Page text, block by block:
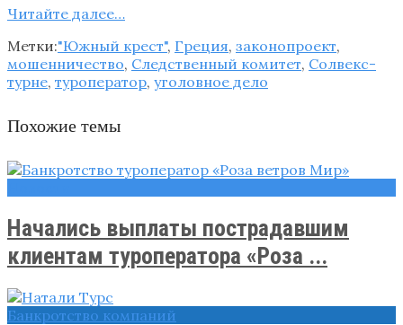
Читайте далee…
Метки:"Южный крест", Греция, законопроект,
мошенничество, Следственный комитет, Солвекс-
турне, туроператор, уголовное дело
Похожие темы
Начались выплаты пострадавшим
клиентам туроператора «Роза ...
Банкротство компаний